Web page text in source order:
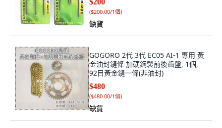
$200
($200.00/1個)
缺貨
GOGORO 2代 3代 EC05 AI-1 專用 黃
金油封鏈條 加硬鋼製前後齒盤, 1個,
92目黃金鏈一條(非油封)
$480
($480.00/1個)
缺貨